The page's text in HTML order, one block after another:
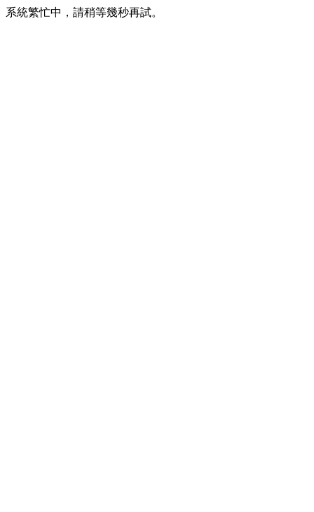
系統繁忙中，請稍等幾秒再試。